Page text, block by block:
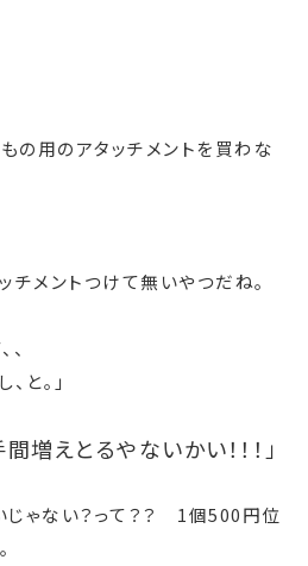
の用のアタッチメントを買わな
チメントつけて無いやつだね。
と。」
増えとるやないかい！！！」
じゃない？って？？ 1個500円位